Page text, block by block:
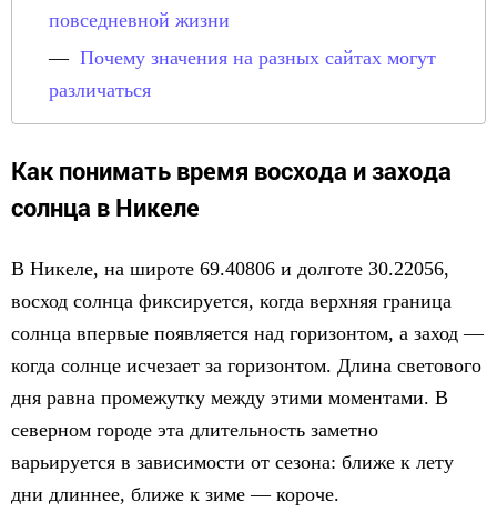
повседневной жизни
Почему значения на разных сайтах могут
различаться
Как понимать время восхода и захода
солнца в Никеле
В Никеле, на широте 69.40806 и долготе 30.22056,
восход солнца фиксируется, когда верхняя граница
солнца впервые появляется над горизонтом, а заход —
когда солнце исчезает за горизонтом. Длина светового
дня равна промежутку между этими моментами. В
северном городе эта длительность заметно
варьируется в зависимости от сезона: ближе к лету
дни длиннее, ближе к зиме — короче.